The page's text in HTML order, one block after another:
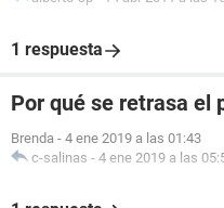
1 respuesta
Por qué se retrasa el
Brenda - 4 ene 2019 a las 01:43
c-salinas - 4 ene 2019 a las